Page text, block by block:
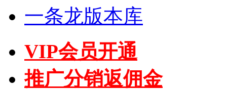
一条龙版本库
VIP会员开通
推广分销返佣金